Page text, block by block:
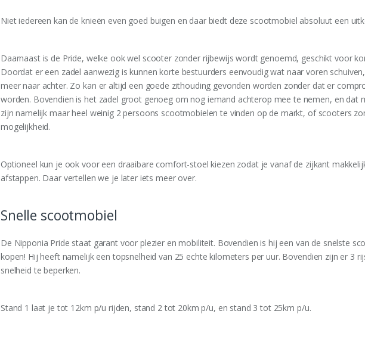
Niet iedereen kan de knieën even goed buigen en daar biedt deze scootmobiel absoluut een
Daarnaast is de Pride, welke ook wel scooter zonder rijbewijs wordt genoemd, geschikt voor
Doordat er een zadel aanwezig is kunnen korte bestuurders eenvoudig wat naar voren
meer naar achter. Zo kan er altijd een goede zithouding gevonden worden zonder dat er
worden. Bovendien is het zadel groot genoeg om nog iemand achterop mee te nemen, en dat
zijn namelijk maar heel weinig 2 persoons scootmobielen te vinden op de markt, of scooters
mogelijkheid.
Optioneel kun je ook voor een draaibare comfort-stoel kiezen zodat je vanaf de zijkant
afstappen. Daar vertellen we je later iets meer over.
Snelle scootmobiel
De Nipponia Pride staat garant voor plezier en mobiliteit. Bovendien is hij een van de snelste
kopen! Hij heeft namelijk een topsnelheid van 25 echte kilometers per uur. Bovendien zijn er 3
snelheid te beperken.
Stand 1 laat je tot 12km p/u rijden, stand 2 tot 20km p/u, en stand 3 tot 25km p/u.